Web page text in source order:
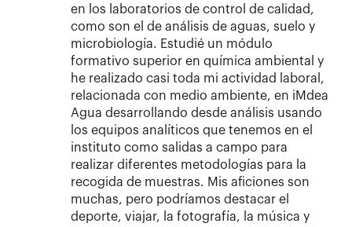
en los laboratorios de control de calidad,
como son el de análisis de aguas, suelo y
microbiología. Estudié un módulo
formativo superior en química ambiental y
he realizado casi toda mi actividad laboral,
relacionada con medio ambiente, en iMdea
Agua desarrollando desde análisis usando
los equipos analíticos que tenemos en el
instituto como salidas a campo para
realizar diferentes metodologías para la
recogida de muestras. Mis aficiones son
muchas, pero podríamos destacar el
deporte, viajar, la fotografía, la música y